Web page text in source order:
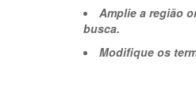
Amplie a região
busca.
Modifique os